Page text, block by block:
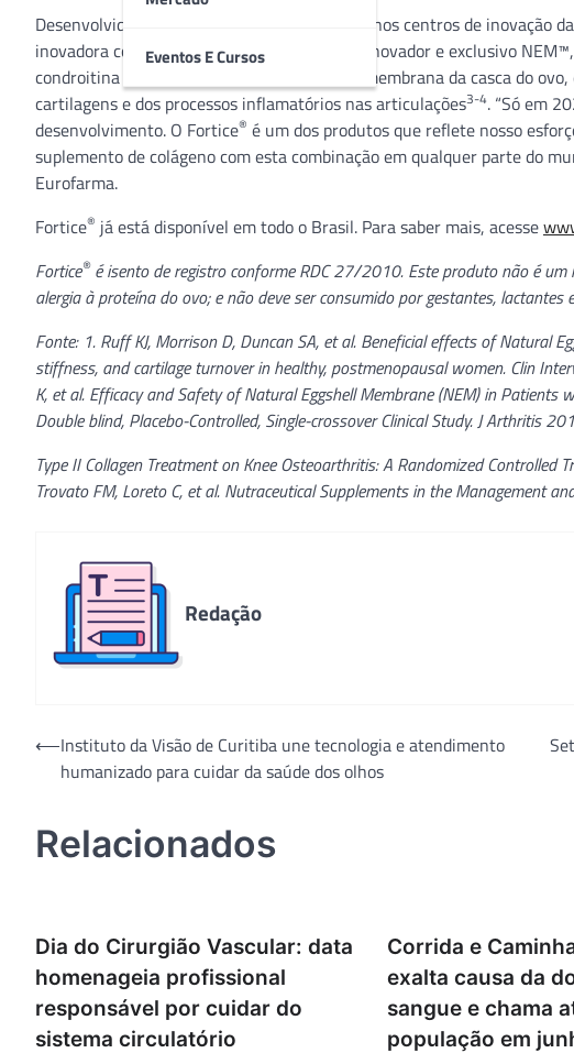
Eventos E Cursos
Desenvolvido no Eurolab, um dos mais modernos centros de inovação
inovadora combinação de colágeno tipo II ao inovador e exclusivo
condroitina e ácido hialurônico, oriundos da membrana da casca do
cartilagens e dos processos inflamatórios nas articulações3-4. “Só em
desenvolvimento. O Fortice® é um dos produtos que reflete nosso
suplemento de colágeno com esta combinação em qualquer parte do
Eurofarma.
Fortice® já está disponível em todo o Brasil. Para saber mais, acesse
Fortice® é isento de registro conforme RDC 27/2010. Este produto não é
alergia à proteína do ovo; e não deve ser consumido por gestantes, lactantes
Fonte: 1. Ruff KJ, Morrison D, Duncan SA, et al. Beneficial effects of Natural
stiffness, and cartilage turnover in healthy, postmenopausal women. Clin
K, et al. Efficacy and Safety of Natural Eggshell Membrane (NEM) in
Double blind, Placebo-Controlled, Single-crossover Clinical Study. J Arthritis
Type II Collagen Treatment on Knee Osteoarthritis: A Randomized
Trovato FM, Loreto C, et al. Nutraceutical Supplements in the Management
Redação
Navegação
⟵Instituto da Visão de Curitiba une tecnologia e atendimento
humanizado para cuidar da saúde dos olhos
Relacionados
Dia do Cirurgião Vascular: data
homenageia profissional
responsável por cuidar do
sistema circulatório
Corrida e
exalta causa da
sangue e chama
população em